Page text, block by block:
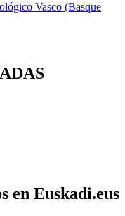
Vasco (Basque
en Euskadi.eus